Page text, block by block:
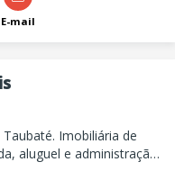
E-mail
Imobiliária de
aluguel e administração